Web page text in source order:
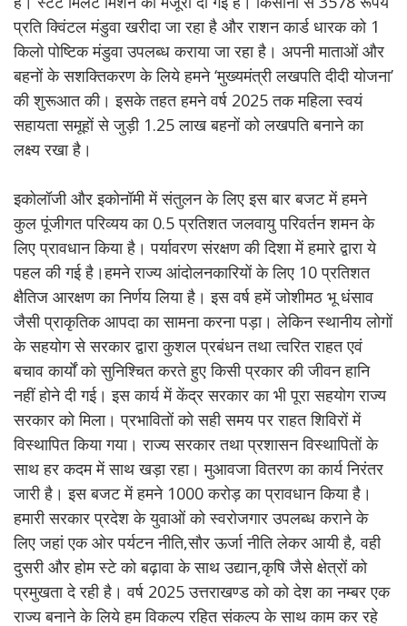
प्रति क्विंटल मंडुवा खरीदा जा रहा है और राशन कार्ड धारक को 1
किलो पोष्टिक मंडुवा उपलब्ध कराया जा रहा है। अपनी माताओं और
बहनों के सशक्तिकरण के लिये हमने ‘मुख्यमंत्री लखपति दीदी योजना’
की शुरूआत की। इसके तहत हमने वर्ष 2025 तक महिला स्वयं
सहायता समूहों से जुड़ी 1.25 लाख बहनों को लखपति बनाने का
लक्ष्य रखा है।
इकोलॉजी और इकोनॉमी में संतुलन के लिए इस बार बजट में हमने
कुल पूंजीगत परिव्यय का 0.5 प्रतिशत जलवायु परिवर्तन शमन के
लिए प्रावधान किया है। पर्यावरण संरक्षण की दिशा में हमारे द्वारा ये
पहल की गई है।हमने राज्य आंदोलनकारियों के लिए 10 प्रतिशत
क्षैतिज आरक्षण का निर्णय लिया है। इस वर्ष हमें जोशीमठ भू धंसाव
जैसी प्राकृतिक आपदा का सामना करना पड़ा। लेकिन स्थानीय लोगों
के सहयोग से सरकार द्वारा कुशल प्रबंधन तथा त्वरित राहत एवं
बचाव कार्यों को सुनिश्चित करते हुए किसी प्रकार की जीवन हानि
नहीं होने दी गई। इस कार्य में केंद्र सरकार का भी पूरा सहयोग राज्य
सरकार को मिला। प्रभावितों को सही समय पर राहत शिविरों में
विस्थापित किया गया। राज्य सरकार तथा प्रशासन विस्थापितों के
साथ हर कदम में साथ खड़ा रहा। मुआवजा वितरण का कार्य निरंतर
जारी है। इस बजट में हमने 1000 करोड़ का प्रावधान किया है।
हमारी सरकार प्रदेश के युवाओं को स्वरोजगार उपलब्ध कराने के
लिए जहां एक ओर पर्यटन नीति,सौर ऊर्जा नीति लेकर आयी है, वही
दुसरी और होम स्टे को बढ़ावा के साथ उद्यान,कृषि जैसे क्षेत्रों को
प्रमुखता दे रही है। वर्ष 2025 उत्तराखण्ड को को देश का नम्बर एक
राज्य बनाने के लिये हम विकल्प रहित संकल्प के साथ काम कर रहे